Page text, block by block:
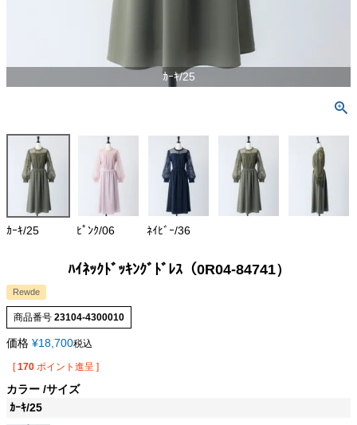
ｶｰｷ/25
ｶｰｷ/25 ﾋﾟﾝｸ/06 ﾈｲﾋﾞｰ/36
ﾊｲﾈｯｸﾄﾞｯｷﾝｸﾞﾄﾞﾚｽ（0R04-84741）
Rewde
商品番号 23104-4300010
価格 ¥18,700税込
[ 170 ポイント進呈 ]
カラー サイズ
ｶｰｷ/25